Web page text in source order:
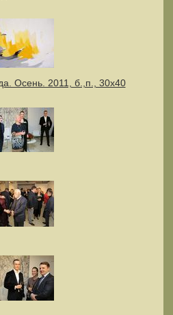
Осень. 2011, б.,п., 30х40